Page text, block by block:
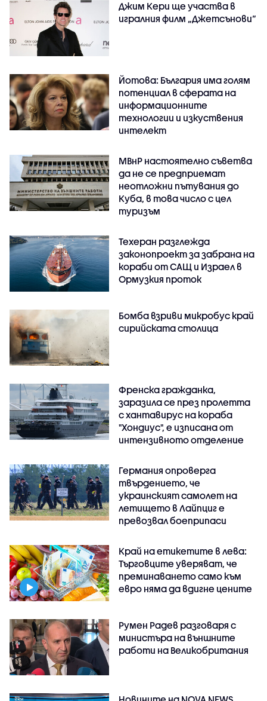
Джим Кери ще участва в
игралния филм „Джетсънови“
Йотова: България има голям
потенциал в сферата на
информационните
технологии и изкуствения
интелект
МВнР настоятелно съветва
да не се предприемат
неотложни пътувания до
Куба, в това число с цел
туризъм
Техеран разглежда
законопроект за забрана на
кораби от САЩ и Израел в
Ормузкия проток
Бомба взриви микробус край
сирийската столица
Френска гражданка,
заразила се през пролетта
с хантавирус на кораба
"Хондиус", е изписана от
интензивното отделение
Германия опроверга
твърдението, че
украинският самолет на
летището в Лайпциг е
превозвал боеприпаси
Край на етикетите в лева:
Търговците уверяват, че
преминаването само към
евро няма да вдигне цените
Румен Радев разговаря с
министъра на външните
работи на Великобритания